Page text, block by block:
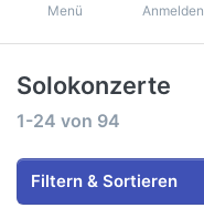
Menü Anmelden
Solokonzerte
1-24 von 94
Filtern & Sortieren